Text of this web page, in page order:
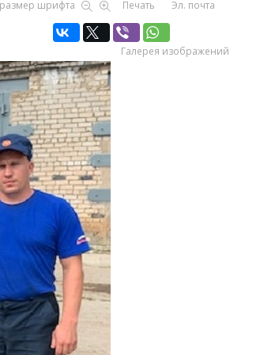
размер шрифта Печать Эл. почта
Галерея изображений